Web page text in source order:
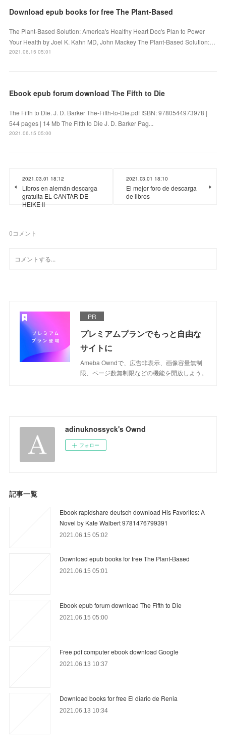
Download epub books for free The Plant-Based
The Plant-Based Solution: America's Healthy Heart Doc's Plan to Power
Your Health by Joel K. Kahn MD, John Mackey The Plant-Based Solution:…
2021.06.15 05:01
Ebook epub forum download The Fifth to Die
The Fifth to Die. J. D. Barker The-Fifth-to-Die.pdf ISBN: 9780544973978 |
544 pages | 14 Mb The Fifth to Die J. D. Barker Pag...
2021.06.15 05:00
2021.03.01 18:12
Libros en alemán descarga
gratuita EL CANTAR DE
HEIKE II
2021.03.01 18:10
El mejor foro de descarga
de libros
0コメント
PR
プレミアムプランでもっと自由な
サイトに
Ameba Owndで、広告非表示、画像容量無制
限、ページ数無制限などの機能を開放しよう。
adinuknossyck's Ownd
フォロー
記事一覧
Ebook rapidshare deutsch download His Favorites: A
Novel by Kate Walbert 9781476799391
2021.06.15 05:02
Download epub books for free The Plant-Based
2021.06.15 05:01
Ebook epub forum download The Fifth to Die
2021.06.15 05:00
Free pdf computer ebook download Google
2021.06.13 10:37
Download books for free El diario de Renia
2021.06.13 10:34